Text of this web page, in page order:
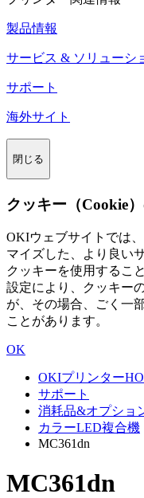
製品情報
サービス & ソリューシ
サポート
海外サイト
閉じる
クッキー（Cookie
OKIウェブサイトでは
マイズした、より良い
クッキーを使用するこ
設定により、クッキー
が、その場合、ごく一
ことがあります。
OK
OKIプリンター
サポート
消耗品&オプショ
カラーLED複合機
MC361dn
MC361dn